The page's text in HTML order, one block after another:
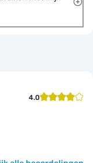
4.0